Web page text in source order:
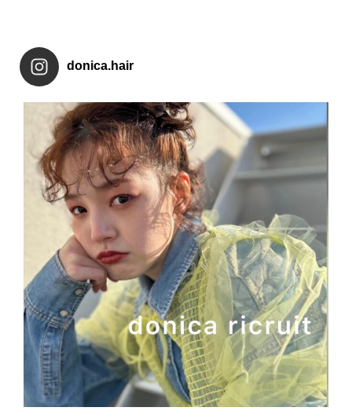
donica.hair